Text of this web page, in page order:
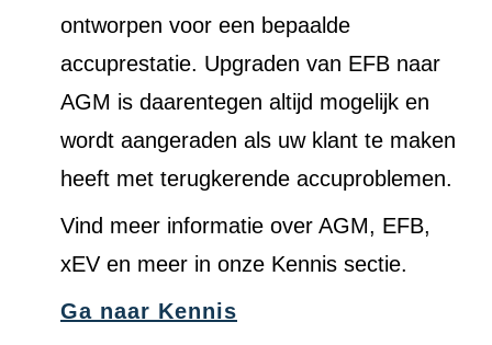
ontworpen voor een bepaalde
accuprestatie. Upgraden van EFB naar
AGM is daarentegen altijd mogelijk en
wordt aangeraden als uw klant te maken
heeft met terugkerende accuproblemen.
Vind meer informatie over AGM, EFB,
xEV en meer in onze Kennis sectie.
Ga naar Kennis